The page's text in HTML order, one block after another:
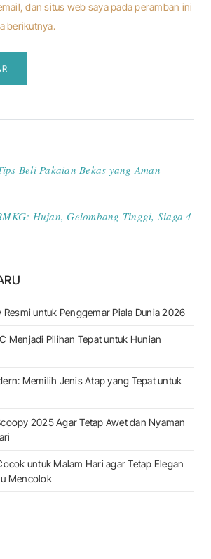
dan situs web saya pada peramban ini
berikutnya.
Beli Pakaian Bekas yang Aman
Hujan, Gelombang Tinggi, Siaga 4
Resmi untuk Penggemar Piala Dunia 2026
Menjadi Pilihan Tepat untuk Hunian
Memilih Jenis Atap yang Tepat untuk
2025 Agar Tetap Awet dan Nyaman
untuk Malam Hari agar Tetap Elegan
Mencolok